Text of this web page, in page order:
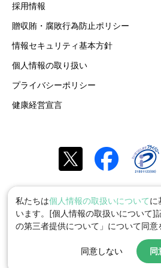
採用情報
贈収賄・腐敗行為防止ポリシー
情報セキュリティ基本方針
個人情報の取り扱い
プライバシーポリシー
健康経営宣言
私たちは個人情報の取扱いについてに
います。[個人情報の取扱いについて]
の第三者提供について」について同意
同意しない 同